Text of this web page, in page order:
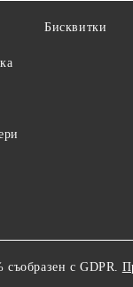
Бисквитки
с GDPR.